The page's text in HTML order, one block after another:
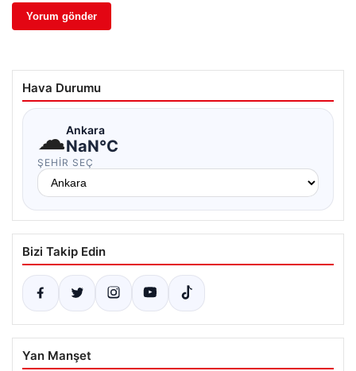
Hava Durumu
☁Ankara
NaN°C
ŞEHIR SEÇ
Bizi Takip Edin
Yan Manşet